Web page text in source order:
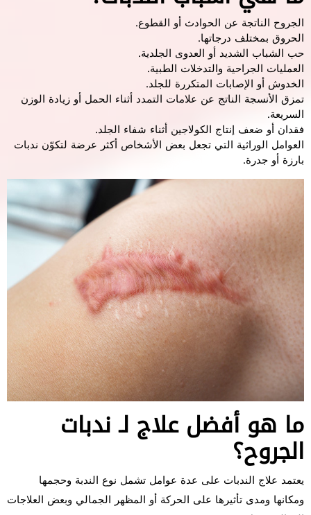
الجروح الناتجة عن الحوادث أو القطوع.
الحروق بمختلف درجاتها.
حب الشباب الشديد أو العدوى الجلدية.
العمليات الجراحية والتدخلات الطبية.
الخدوش أو الإصابات المتكررة للجلد.
تمزق الأنسجة الناتج عن علامات التمدد أثناء الحمل أو زيادة الوزن
السريعة.
فقدان أو ضعف إنتاج الكولاجين أثناء شفاء الجلد.
العوامل الوراثية التي تجعل بعض الأشخاص أكثر عرضة لتكوّن ندبات
بارزة أو جدرة.
ما هو أفضل علاج لـ ندبات
الجروح؟
يعتمد علاج الندبات على عدة عوامل تشمل نوع الندبة وحجمها
ومكانها ومدى تأثيرها على الحركة أو المظهر الجمالي وبعض العلاجات